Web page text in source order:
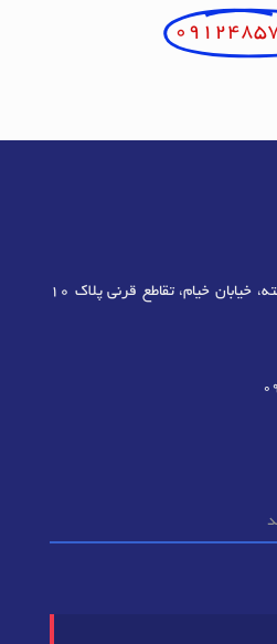
خیابان ولیعصر بالاتر از فرشته، خیابان خیام، تقاطع قرنی پلاک 10